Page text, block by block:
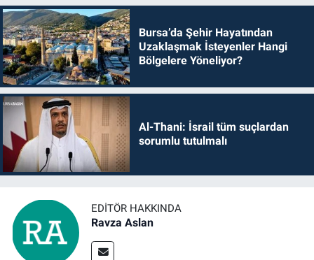
Bursa’da Şehir Hayatından
Uzaklaşmak İsteyenler Hangi
Bölgelere Yöneliyor?
Al-Thani: İsrail tüm suçlardan
sorumlu tutulmalı
EDITÖR HAKKINDA
Ravza Aslan